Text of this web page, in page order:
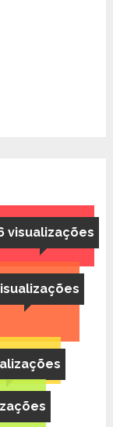
visualizações